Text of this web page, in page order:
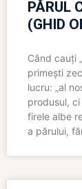
PĂRUL
(GHID
Când cauți
primești
lucru: „al
produsul,
firele albe
a părului,